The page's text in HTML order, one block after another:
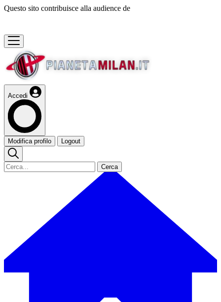
Questo sito contribuisce alla audience de
Accedi
Modifica profilo Logout
Cerca